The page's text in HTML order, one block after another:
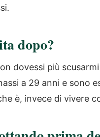
dopo?
dovessi più
a 29 anni e sono
è, invece di vivere